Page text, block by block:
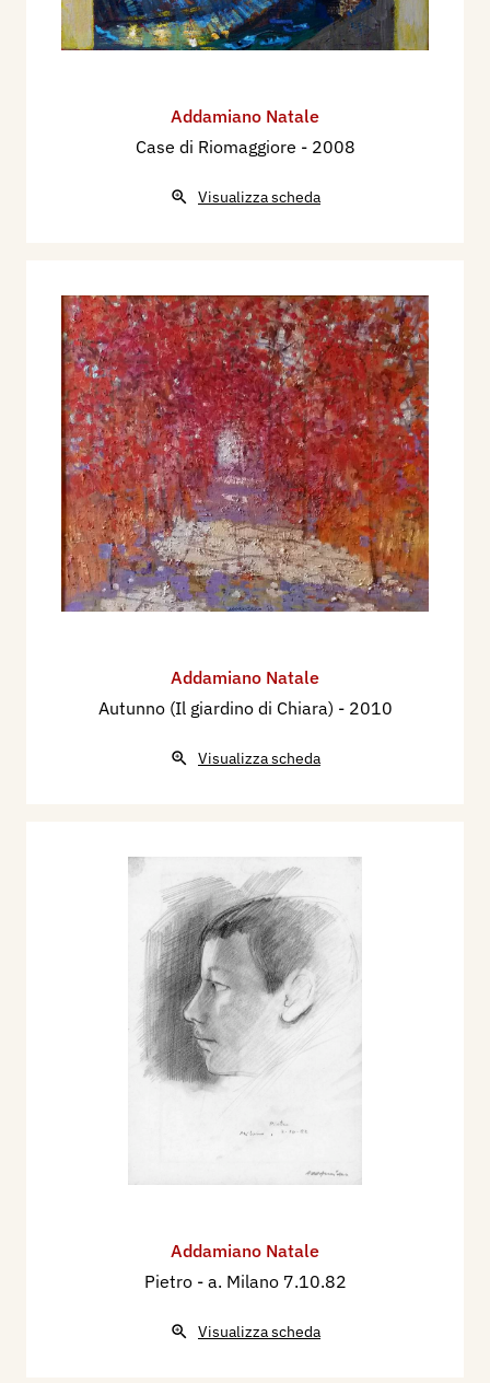
Addamiano Natale
Case di Riomaggiore - 2008
Visualizza scheda
Addamiano Natale
Autunno (Il giardino di Chiara) - 2010
Visualizza scheda
Addamiano Natale
Pietro - a. Milano 7.10.82
Visualizza scheda